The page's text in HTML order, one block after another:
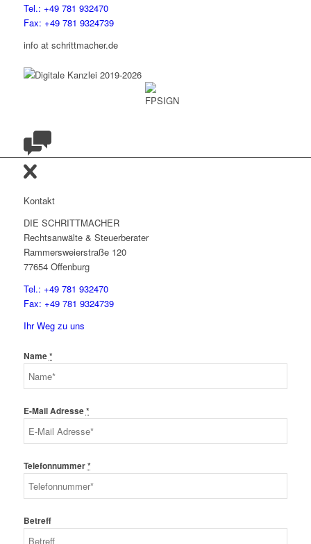
Tel.: +49 781 932470
Fax: +49 781 9324739
info at schrittmacher.de
Kontakt
DIE SCHRITTMACHER
Rechtsanwälte & Steuerberater
Rammersweierstraße 120
77654 Offenburg
Tel.: +49 781 932470
Fax: +49 781 9324739
Ihr Weg zu uns
Name*
E-Mail Adresse*
Telefonnummer*
Betreff